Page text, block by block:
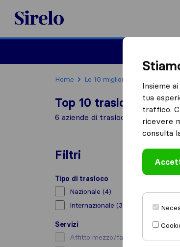
Sirelo.it
Home Le 10 migliori aziende di
Top 10 traslocatori a
6 aziende di traslochi trovate a
Filtri
Tipo di trasloco
Nazionale (4)
Internazionale (3)
Servizi
Affitto mezzo/facchino
Insieme
tua
traffico.
ricevere
consulta